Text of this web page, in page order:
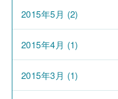
2015年5月 (2)
2015年4月 (1)
2015年3月 (1)